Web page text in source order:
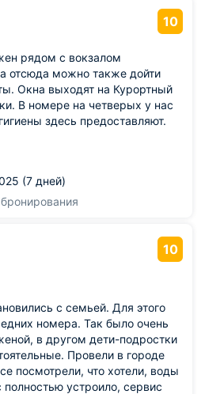
10
рядом с вокзалом
отсюда можно также дойти
Окна выходят на Курортный
В номере на четверых у нас
здесь предоставляют.
кафе и рестораны,
(7 дней)
10
с семьей. Для этого
номера. Так было очень
в другом дети-подростки
Провели в городе
посмотрели, что хотели, воды
полностью устроило, сервис